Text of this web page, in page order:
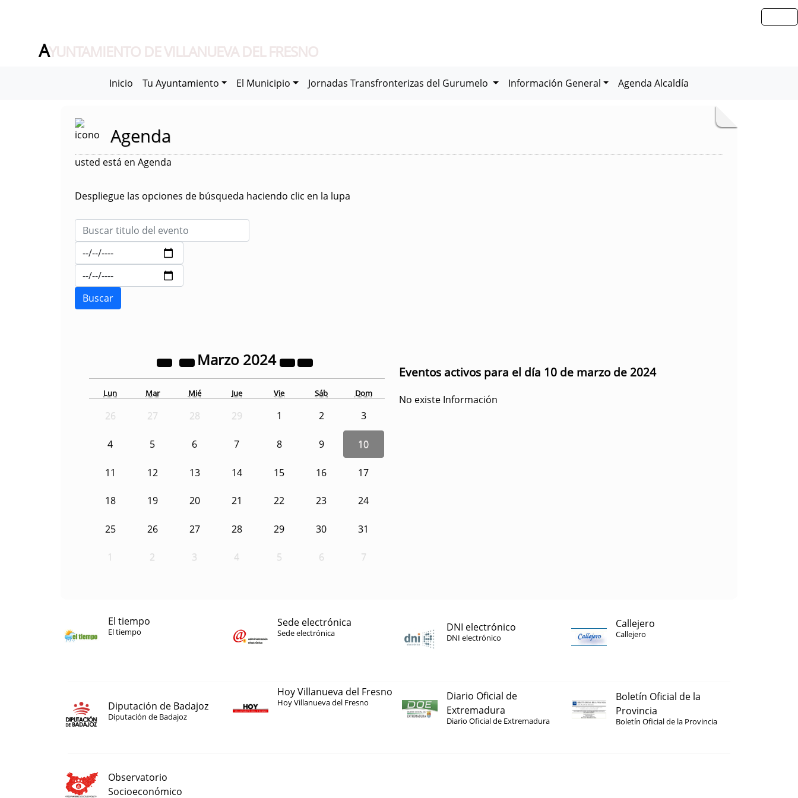
AYUNTAMIENTO DE VILLANUEVA DEL FRESNO
Inicio Tu Ayuntamiento El Municipio Jornadas Transfronterizas del Gurumelo Información General Agenda Alcaldía
Agenda
usted está en Agenda
Despliegue las opciones de búsqueda haciendo clic en la lupa
Marzo 2024
Lun Mar Mié Jue Vie Sáb Dom
26 27 28 29 1 2 3
4 5 6 7 8 9 10
11 12 13 14 15 16 17
18 19 20 21 22 23 24
25 26 27 28 29 30 31
1 2 3 4 5 6 7
Eventos activos para el día 10 de marzo de 2024
No existe Información
El tiempo
El tiempo
Sede electrónica
Sede electrónica DNI electrónico
DNI electrónico
Callejero
Callejero
Diputación de Badajoz
Diputación de Badajoz
Hoy Villanueva del Fresno
Hoy Villanueva del Fresno
Diario Oficial de
Extremadura
Diario Oficial de Extremadura
Boletín Oficial de la
Provincia
Boletín Oficial de la Provincia
Observatorio
Socioeconómico